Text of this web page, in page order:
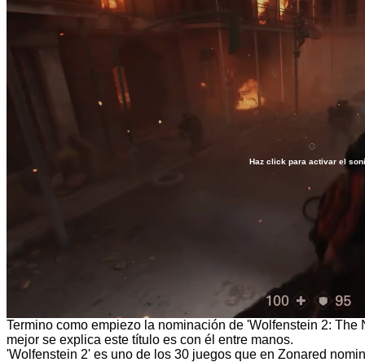
Haz click para activar el
Termino como empiezo la nominación de 'Wolfenstein 2:
mejor se explica este título es con él entre manos.
'Wolfenstein 2' es uno de los 30 juegos que en Zonared